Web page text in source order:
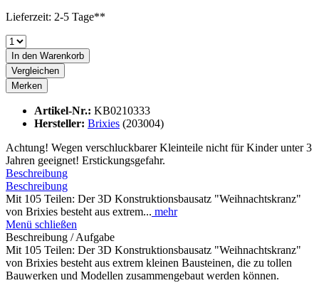
Lieferzeit: 2-5 Tage**
In den Warenkorb
Vergleichen
Merken
Artikel-Nr.: KB0210333
Hersteller: Brixies (203004)
Achtung! Wegen verschluckbarer Kleinteile nicht für Kinder unter 3
Jahren geeignet! Erstickungsgefahr.
Beschreibung
Beschreibung
Mit 105 Teilen: Der 3D Konstruktionsbausatz "Weihnachtskranz"
von Brixies besteht aus extrem... mehr
Menü schließen
Beschreibung / Aufgabe
Mit 105 Teilen: Der 3D Konstruktionsbausatz "Weihnachtskranz"
von Brixies besteht aus extrem kleinen Bausteinen, die zu tollen
Bauwerken und Modellen zusammengebaut werden können.